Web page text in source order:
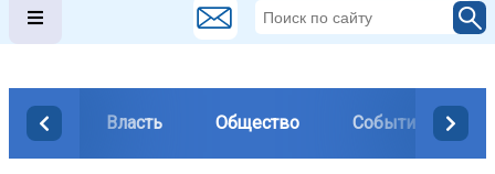
Власть Общество События